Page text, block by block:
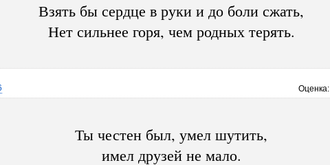
Взять бы сердце в руки и до боли сжать,
Нет сильнее горя, чем родных терять.
Оценка:
Ты честен был, умел шутить,
имел друзей не мало.